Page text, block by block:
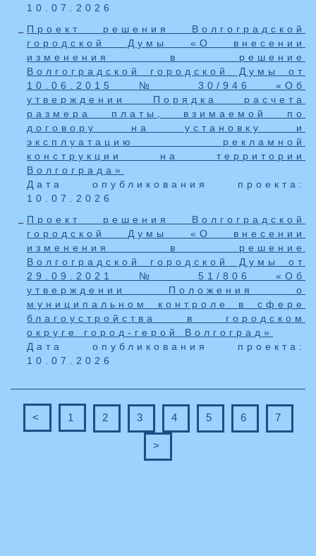
10.07.2026
Проект решения Волгоградской
городской Думы «О внесении
изменения в решение
Волгоградской городской Думы от
10.06.2015 № 30/946 «Об
утверждении Порядка расчета
размера платы, взимаемой по
договору на установку и
эксплуатацию рекламной
конструкции на территории
Волгограда»
Дата опубликования проекта:
10.07.2026
Проект решения Волгоградской
городской Думы «О внесении
изменения в решение
Волгоградской городской Думы от
29.09.2021 № 51/806 «Об
утверждении Положения о
муниципальном контроле в сфере
благоустройства в городском
округе город-герой Волгоград»
Дата опубликования проекта:
10.07.2026
< 1 2 3 4 5 6 7
>